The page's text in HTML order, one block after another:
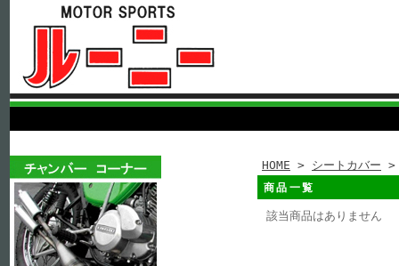
HOME > シートカバー >
商品一覧
該当商品はありません